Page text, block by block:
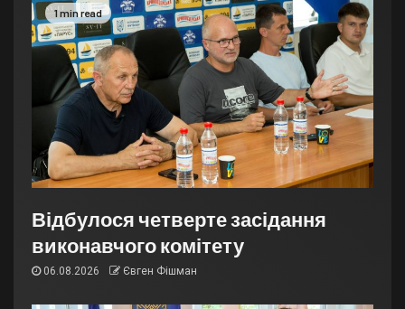
1 min read
Відбулося четверте засідання
виконавчого комітету
06.08.2026 Євген Фішман